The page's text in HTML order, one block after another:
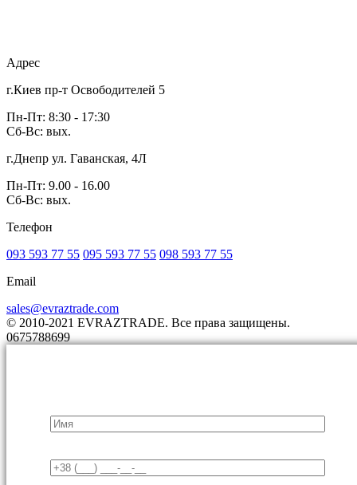
Адрес
г.Киев пр-т Освободителей 5
Пн-Пт: 8:30 - 17:30
Сб-Вс: вых.
г.Днепр ул. Гаванская, 4Л
Пн-Пт: 9.00 - 16.00
Сб-Вс: вых.
Телефон
093 593 77 55 095 593 77 55 098 593 77 55
Email
sales@evraztrade.com
© 2010-2021 EVRAZTRADE. Все права защищены.
0675788699